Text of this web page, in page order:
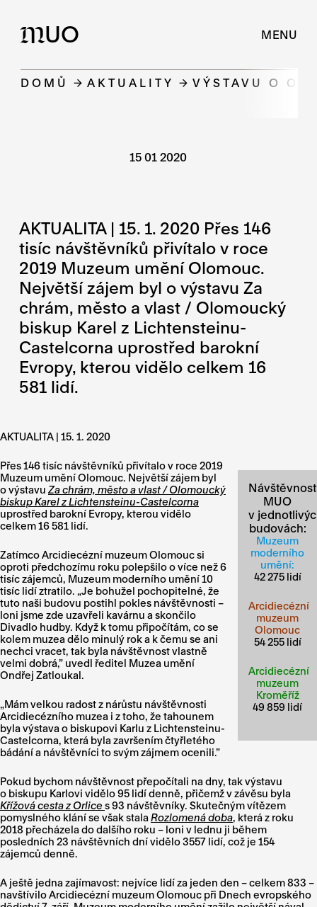
MUO MENU
DOMŮ AKTUALITY VÝSTAVU O
15 01 2020
AKTUALITA | 15. 1. 2020 Přes 146
tisíc návštěvníků přivítalo v roce
2019 Muzeum umění Olomouc.
Největší zájem byl o výstavu Za
chrám, město a vlast / Olomoucký
biskup Karel z Lichtensteinu-
Castelcorna uprostřed barokní
Evropy, kterou vidělo celkem 16
581 lidí.
AKTUALITA | 15. 1. 2020
Návštěvnost
MUO
v
budovách:
Muzeum
moderního
umění:
42 275 lidí
Arcidiecézní
muzeum
Olomouc
54 255 lidí
Arcidiecézní
muzeum
Kroměříž
49 859 lidí
Přes 146 tisíc návštěvníků přivítalo v roce 2019
Muzeum umění Olomouc. Největší zájem byl
o výstavu Za chrám, město a vlast / Olomoucký
biskup Karel z Lichtensteinu-Castelcorna
uprostřed barokní Evropy, kterou vidělo
celkem 16 581 lidí.
Zatímco Arcidiecézní muzeum Olomouc si
oproti předchozímu roku polepšilo o více než 6
tisíc zájemců, Muzeum moderního umění 10
tisíc lidí ztratilo. „Je bohužel pochopitelné, že
tuto naši budovu postihl pokles návštěvnosti –
loni jsme zde uzavřeli kavárnu a skončilo
Divadlo hudby. Když k tomu připočítám, co se
kolem muzea dělo minulý rok a k čemu se ani
nechci vracet, tak byla návštěvnost vlastně
velmi dobrá,” uvedl ředitel Muzea umění
Ondřej Zatloukal.
„Mám velkou radost z nárůstu návštěvnosti
Arcidiecézního muzea i z toho, že tahounem
byla výstava o biskupovi Karlu z Lichtensteinu-
Castelcorna, která byla završením čtyřletého
bádání a návštěvníci to svým zájmem ocenili.”
Pokud bychom návštěvnost přepočítali na dny, tak výstavu
o biskupu Karlovi vidělo 95 lidí denně, přičemž v závěsu byla
Křížová cesta z Orlice s 93 návštěvníky. Skutečným vítězem
pomyslného klání se však stala Rozlomená doba, která z roku
2018 přecházela do dalšího roku – loni v lednu ji během
posledních 23 návštěvních dní vidělo 3557 lidí, což je 154
zájemců denně.
A ještě jedna zajímavost: nejvíce lidí za jeden den – celkem 833 –
navštívilo Arcidiecézní muzeum Olomouc při Dnech evropského